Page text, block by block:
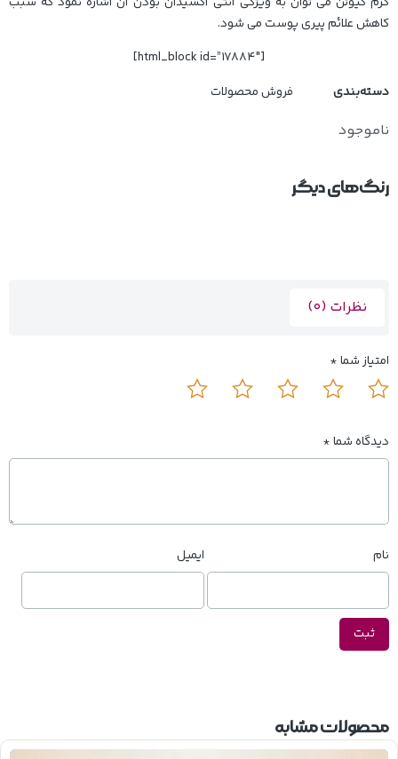
کاهش علائم پیری پوست می شود.
[html_block id=”17884″]
دسته‌بندی
فروش محصولات
ناموجود
رنگ‌های دیگر
نظرات (0)
امتیاز شما*
دیدگاه شما*
نام ایمیل
محصولات مشابه